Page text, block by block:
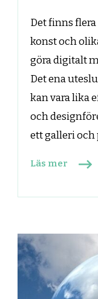
Det finns
konst och
göra digitalt
Det ena
kan vara lika
och
ett galleri och
Läs mer